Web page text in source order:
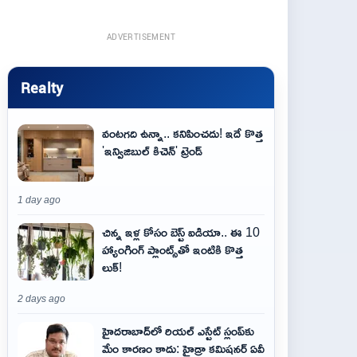
ADVERTISEMENT
Realty
వంటగది ఉన్నా.. కనిపించదు! ఇదే కొత్త
'ఇన్విజిబుల్ కిచెన్' ట్రెండ్
1 day ago
చిన్న ఇళ్ల కోసం బెస్ట్ ఐడియా.. ఈ 10
హ్యాంగింగ్ ప్లాంట్స్‌తో ఇంటికి కొత్త
లుక్!
2 days ago
హైదరాబాద్‌లో రియల్ ఎస్టేట్ స్లంప్‌కు
మేం కారణం కాదు: హైడ్రా కమిషనర్ ఏవీ